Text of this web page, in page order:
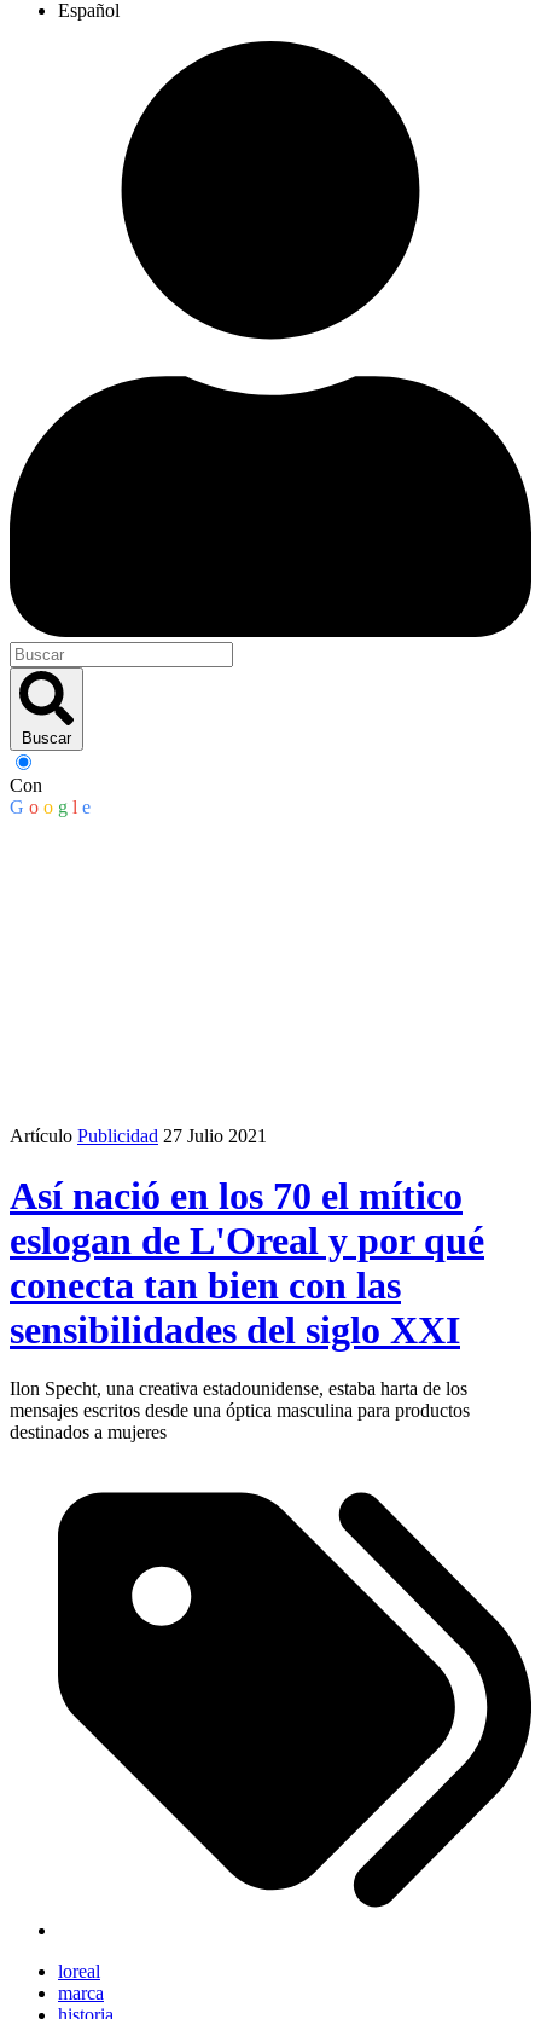
Español
Buscar
Con
G o o g l e
Artículo Publicidad 27 Julio 2021
Así nació en los 70 el mítico
eslogan de L'Oreal y por qué
conecta tan bien con las
sensibilidades del siglo XXI
Ilon Specht, una creativa estadounidense, estaba harta de los
mensajes escritos desde una óptica masculina para productos
destinados a mujeres
loreal
marca
historia